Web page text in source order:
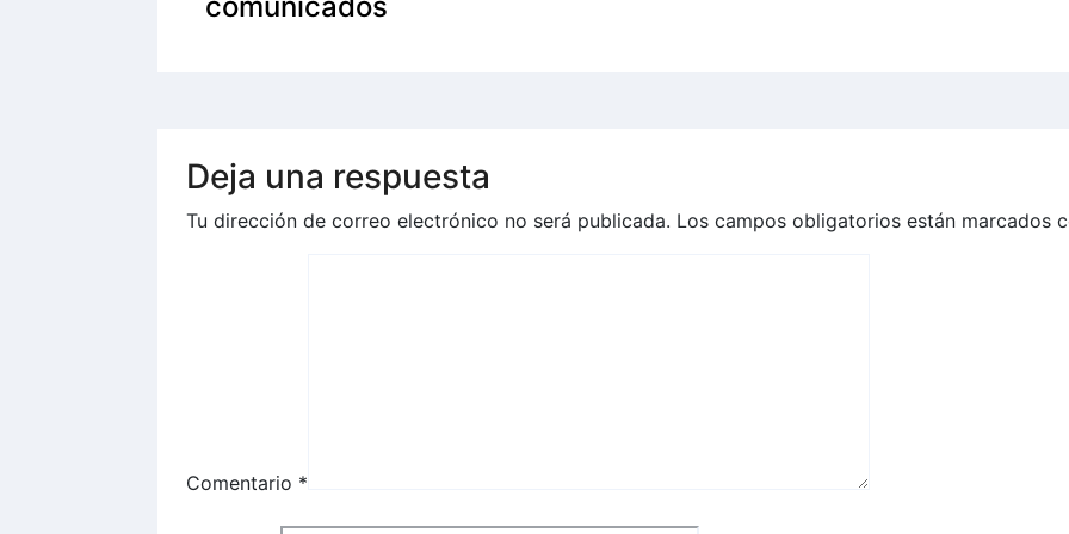
Deja una respuesta
Tu dirección de correo electrónico no será publicada. Los campos obligatorios están marcados
Comentario *